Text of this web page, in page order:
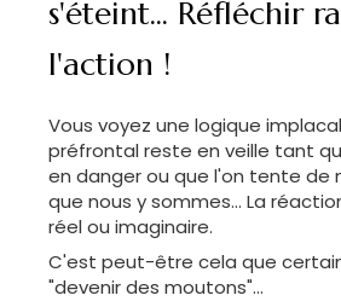
s'éteint... Réfléchir
l'action !
Vous voyez une logique
préfrontal reste en veille tant
en danger ou que l'on tente de
que nous y sommes... La
réel ou imaginaire.
C'est peut-être cela que
"devenir des moutons"...